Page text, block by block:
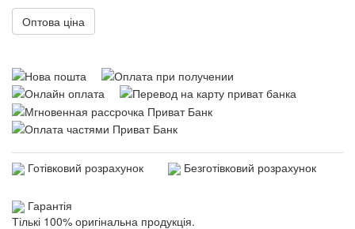
Оптова ціна
Готівковий розрахунок Безготівковий розрахунок
Гарантія
Тількі 100% оригінальна продукція.